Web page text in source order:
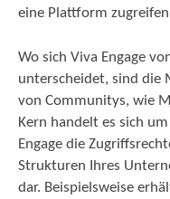
eine Plattform
Wo sich Viva Engage
unterscheidet, sind die
von Communitys, wie
Kern handelt es sich
Engage die
Strukturen Ihres
dar. Beispielsweise